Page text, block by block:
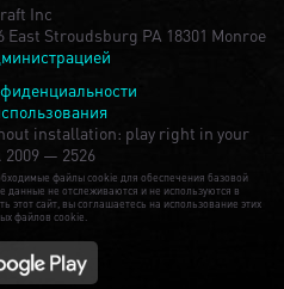
Inc
East Stroudsburg PA 18301 Monroe
installation: play right in your
2009 — 2526
файлы cookie для обеспечения базовой
данные не отслеживаются и не используются в
этот сайт, вы соглашаетесь на использование этих
файлов cookie.